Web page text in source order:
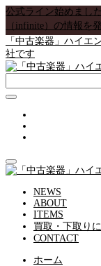
公式ライン始めまし
（infinite）の情報を
「中古楽器」ハイエ
社です
NEWS
ABOUT
ITEMS
買取・下取り
CONTACT
ホーム